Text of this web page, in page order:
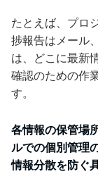
たとえば、プロ
捗報告はメール
は、どこに最新
確認のための作
す。
各情報の保管場
ルでの個別管理
情報分散を防ぐ